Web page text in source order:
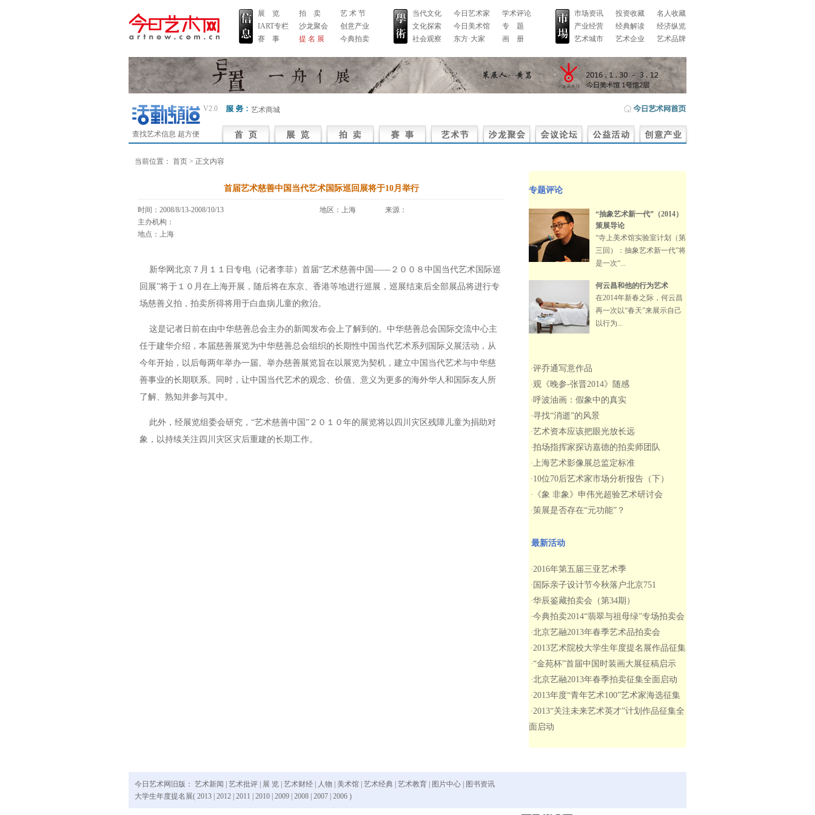
展 览
IART专栏
赛 事
拍 卖
沙龙聚会
提 名 展
艺 术 节
创意产业
今典拍卖
当代文化
文化探索
社会观察
今日艺术家
今日美术馆
东方·大家
学术评论
专 题
画 册
市场资讯
产业经营
艺术城市
投资收藏
经典解读
艺术企业
名人收藏
经济纵览
艺术品牌
查找艺术信息 超方便
V2.0 艺术商城
当前位置： 首页 > 正文内容
首届艺术慈善中国当代艺术国际巡回展将于10月举行
时间：2008/8/13-2008/10/13
地区：上海 来源：
主办机构：
地点：上海
新华网北京７月１１日专电（记者李菲）首届“艺术慈善中国――２００８中国当代艺术国际巡
回展”将于１０月在上海开展，随后将在东京、香港等地进行巡展，巡展结束后全部展品将进行专
场慈善义拍，拍卖所得将用于白血病儿童的救治。
这是记者日前在由中华慈善总会主办的新闻发布会上了解到的。中华慈善总会国际交流中心主
任于建华介绍，本届慈善展览为中华慈善总会组织的长期性中国当代艺术系列国际义展活动，从
今年开始，以后每两年举办一届。举办慈善展览旨在以展览为契机，建立中国当代艺术与中华慈
善事业的长期联系。同时，让中国当代艺术的观念、价值、意义为更多的海外华人和国际友人所
了解、熟知并参与其中。
此外，经展览组委会研究，“艺术慈善中国”２０１０年的展览将以四川灾区残障儿童为捐助对
象，以持续关注四川灾区灾后重建的长期工作。
专题评论
“抽象艺术新一代”（2014）
策展导论
“寺上美术馆实验室计划（第
三回）：抽象艺术新一代”将
是一次“...
何云昌和他的行为艺术
在2014年新春之际，何云昌
再一次以“春天”来展示自己
以行为...
·评乔通写意作品
·观《晚参-张晋2014》随感
·呼波油画：假象中的真实
·寻找“消逝”的风景
·艺术资本应该把眼光放长远
·拍场指挥家探访嘉德的拍卖师团队
·上海艺术影像展总监定标准
·10位70后艺术家市场分析报告（下）
· 《象 非象》申伟光超验艺术研讨会
·策展是否存在“元功能”？
最新活动
·2016年第五届三亚艺术季
· 国际亲子设计节今秋落户北京751
·华辰鉴藏拍卖会（第34期）
·今典拍卖2014“翡翠与祖母绿”专场拍卖会
·北京艺融2013年春季艺术品拍卖会
·2013艺术院校大学生年度提名展作品征集
·“金苑杯”首届中国时装画大展征稿启示
·北京艺融2013年春季拍卖征集全面启动
·2013年度“青年艺术100”艺术家海选征集
·2013“关注未来艺术英才”计划作品征集全
面启动
今日艺术网旧版： 艺术新闻 艺术批评 展 览 艺术财经 人物 美术馆 艺术经典 艺术教育 图片中心
图书资讯
大学生年度提名展( 2013 2012 2011 2010 2009 2008 2007 2006 )